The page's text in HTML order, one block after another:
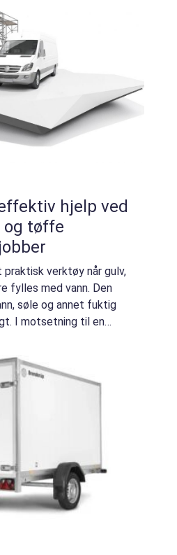
og tøffe
praktisk verktøy når gulv,
fylles med vann. Den
søle og annet fuktig
I motsetning til en
munns...